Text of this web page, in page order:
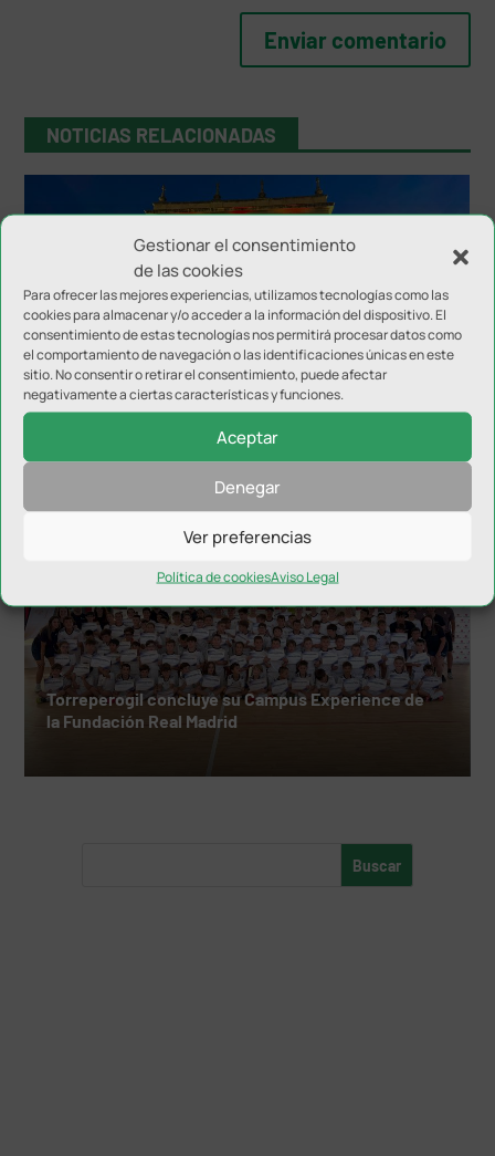
Gestionar el consentimiento
de las cookies
Para ofrecer las mejores experiencias, utilizamos tecnologías como las
cookies para almacenar y/o acceder a la información del dispositivo. El
consentimiento de estas tecnologías nos permitirá procesar datos como
el comportamiento de navegación o las identificaciones únicas en este
sitio. No consentir o retirar el consentimiento, puede afectar
negativamente a ciertas características y funciones.
Aceptar
Denegar
Ver preferencias
Política de cookiesAviso Legal
NOTICIAS RELACIONADAS
El Ayuntamiento de Jaén se iluminó como
reconocimiento a la Selección
Torreperogil concluye su Campus Experience de
la Fundación Real Madrid